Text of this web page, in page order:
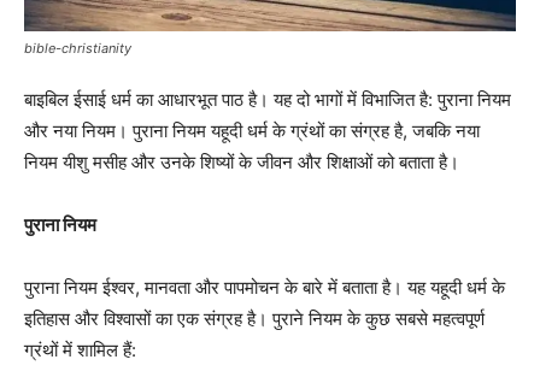
bible-christianity
बाइबिल ईसाई धर्म का आधारभूत पाठ है। यह दो भागों में विभाजित है: पुराना नियम
और नया नियम। पुराना नियम यहूदी धर्म के ग्रंथों का संग्रह है, जबकि नया
नियम यीशु मसीह और उनके शिष्यों के जीवन और शिक्षाओं को बताता है।
पुराना नियम
पुराना नियम ईश्वर, मानवता और पापमोचन के बारे में बताता है। यह यहूदी धर्म के
इतिहास और विश्वासों का एक संग्रह है। पुराने नियम के कुछ सबसे महत्वपूर्ण
ग्रंथों में शामिल हैं: